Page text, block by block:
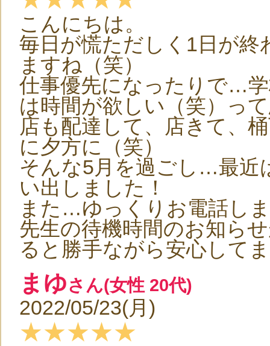
こんにちは。
毎日が慌ただしく1日が
ますね（笑）
仕事優先になったりで…
は時間が欲しい（笑）っ
店も配達して、店きて、
に夕方に（笑）
そんな5月を過ごし…最近
い出しました！
また…ゆっくりお電話し
先生の待機時間のお知ら
ると勝手ながら安心して
まゆさん(女性 20代)
2022/05/23(月)
★★★★★